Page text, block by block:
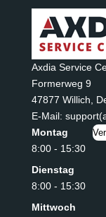
Axdia Service
Formerweg 9
47877 Willich,
E-Mail:
Montag
8:00 - 15:30
Dienstag
8:00 - 15:30
Mittwoch